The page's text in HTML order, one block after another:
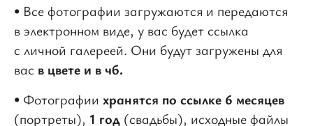
• Все фотографии загружаются и передаются
в электронном виде, у вас будет ссылка
с личной галереей. Они будут загружены для
вас в цвете и в чб.
• Фотографии хранятся по ссылке 6 месяцев
(портреты), 1 год (свадьбы), исходные файлы